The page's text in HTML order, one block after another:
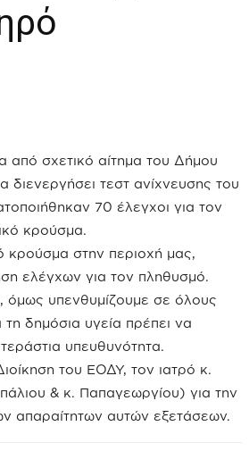
από σχετικό αίτημα του Δήμου
τεστ ανίχνευσης του
70 έλεγχοι για τον
κρούσμα.
κρούσμα στην περιοχή μας,
ελέγχων για τον πληθυσμό.
όμως υπενθυμίζουμε σε όλους
δημόσια υγεία πρέπει να
υπευθυνότητα.
του ΕΟΔΥ, τον ιατρό κ.
& κ. Παπαγεωργίου) για την
απαραίτητων αυτών εξετάσεων.